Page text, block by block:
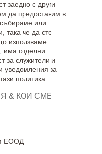
заедно с други
да предоставим в
събираме или
така че да сте
използваме
има отделни
за служители и
уведомления за
политика.
& КОИ СМЕ
ЕООД